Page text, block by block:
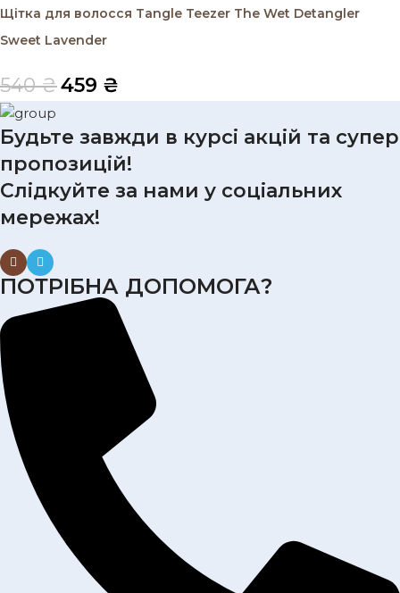
Щітка для волосся Tangle Teezer The Wet Detangler
Sweet Lavender
540₴459 ₴
Будьте завжди в курсі акцій та супер
пропозицій!
Слідкуйте за нами у соціальних
мережах!
ПОТРІБНА ДОПОМОГА?